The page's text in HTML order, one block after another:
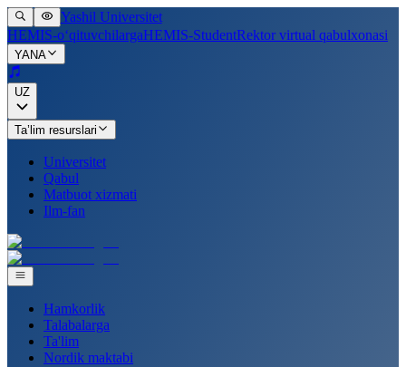
Yashil Universitet
HEMIS-o‘qituvchilargaHEMIS-StudentRektor virtual qabulxonasi
YANA
UZ
Ta’lim resurslari
Universitet
Qabul
Matbuot xizmati
Ilm-fan
Hamkorlik
Talabalarga
Ta'lim
Nordik maktabi